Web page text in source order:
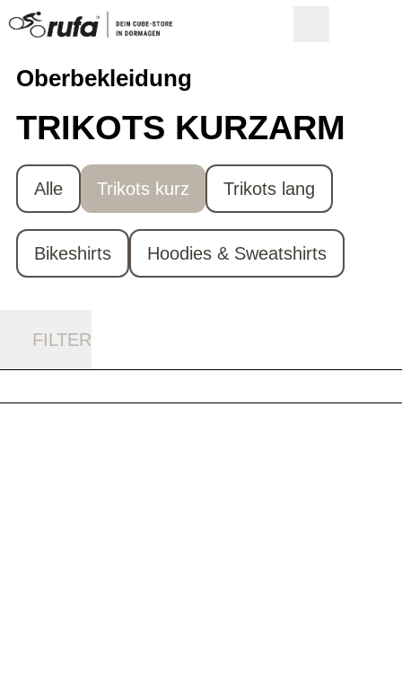
Oberbekleidung
TRIKOTS KURZARM
Alle Trikots kurz Trikots lang
Bikeshirts Hoodies & Sweatshirts
FILTER